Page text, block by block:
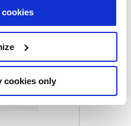
cookies only